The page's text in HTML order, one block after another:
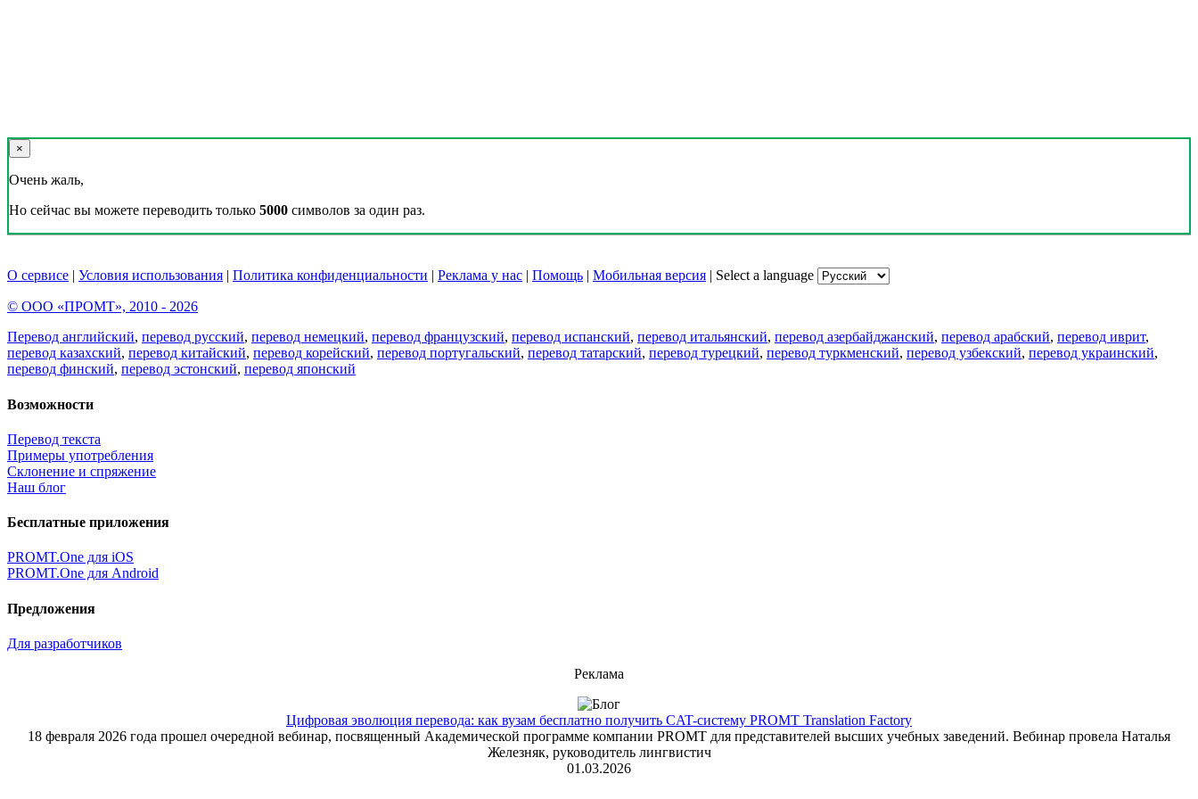
×
Очень жаль,
Но сейчас вы можете переводить только 5000 символов за один раз.
О сервисе | Условия использования | Политика конфиденциальности | Реклама у нас | Помощь | Мобильная версия | Select a language
© ООО «ПРОМТ», 2010 - 2026
Перевод английский, перевод русский, перевод немецкий, перевод французский, перевод испанский, перевод итальянский, перевод азербайджанский, перевод арабский, перевод иврит,
перевод казахский, перевод китайский, перевод корейский, перевод португальский, перевод татарский, перевод турецкий, перевод туркменский, перевод узбекский, перевод украинский,
перевод финский, перевод эстонский, перевод японский
Возможности
Перевод текста
Примеры употребления
Склонение и спряжение
Наш блог
Бесплатные приложения
PROMT.One для iOS
PROMT.One для Android
Предложения
Для разработчиков
Реклама
Цифровая эволюция перевода: как вузам бесплатно получить CAT-систему PROMT Translation Factory
18 февраля 2026 года прошел очередной вебинар, посвященный Академической программе компании PROMT для представителей высших учебных заведений. Вебинар провела Наталья
Железняк, руководитель лингвистич
01.03.2026